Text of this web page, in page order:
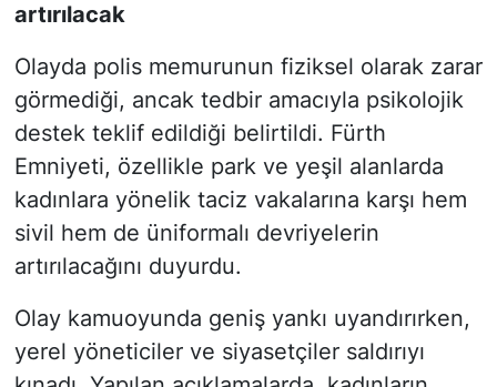
artırılacak
Olayda polis memurunun fiziksel olarak zarar
görmediği, ancak tedbir amacıyla psikolojik
destek teklif edildiği belirtildi. Fürth
Emniyeti, özellikle park ve yeşil alanlarda
kadınlara yönelik taciz vakalarına karşı hem
sivil hem de üniformalı devriyelerin
artırılacağını duyurdu.
Olay kamuoyunda geniş yankı uyandırırken,
yerel yöneticiler ve siyasetçiler saldırıyı